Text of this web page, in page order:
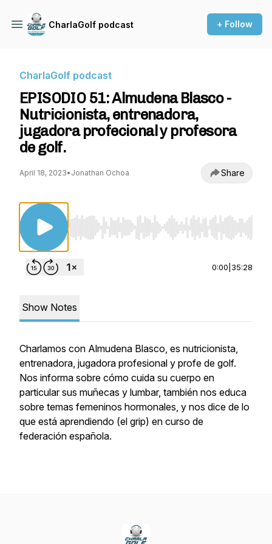
CharlaGolf podcast + Follow
CharlaGolf podcast
EPISODIO 51: Almudena Blasco -
Nutricionista, entrenadora,
jugadora profecional y profesora
de golf.
April 18, 2023• Jonathan Ochoa Share
Use Left/Right to seek, Home/End to jump to
0:00 35:28
Show Notes
Charlamos con Almudena Blasco, es nutricionista,
entrenadora, jugadora profesional y profe de golf.
Nos informa sobre cómo cuida su cuerpo en
particular sus muñecas y lumbar, también nos educa
sobre temas femeninos hormonales, y nos dice de lo
que está aprendiendo (el grip) en curso de
federación española.